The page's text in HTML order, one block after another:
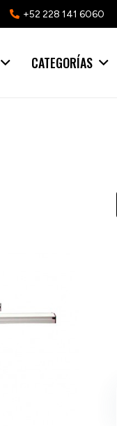
+52 228 141 6060
CATEGORÍAS